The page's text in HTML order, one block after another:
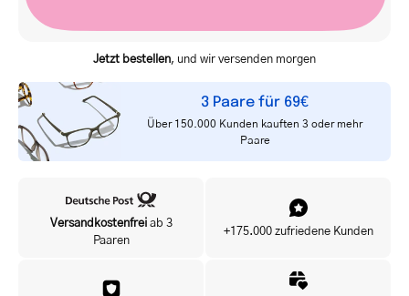
Adresse
Jetzt bestellen, und wir versenden morgen
3 Paare für 69€
Über 150.000 Kunden kauften 3 oder mehr
Paare
Versandkostenfreiab 3
Paaren
+175.000 zufriedene Kunden